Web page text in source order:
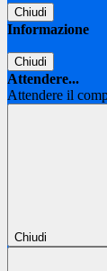
Chiudi
Informazione
Chiudi
Attendere...
Attendere il
Chiudi